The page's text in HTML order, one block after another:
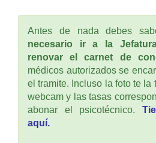
Antes de nada debes
necesario ir a la
renovar el carnet de
médicos autorizados se
el tramite. Incluso la foto te la
webcam y las tasas
abonar el psicotécnico.
aquí.